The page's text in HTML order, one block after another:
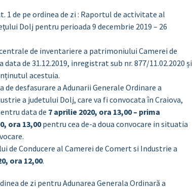
1 de pe ordinea de zi : Raportul de activitate al
Dolj pentru perioada 9 decembrie 2019 – 26
de inventariere a patrimoniului Camerei de
de 31.12.2019, inregistrat sub nr. 877/11.02.2020 și
acestuia.
desfasurare a Adunarii Generale Ordinare a
a judetului Dolj, care va fi convocata în Craiova,
data de 7 aprilie 2020, ora 13,00 – prima
ora 13,00pentru cea de-a doua convocare in situatia
de Conducere al Camerei de Comert si Industrie a
ora 12,00.
de zi pentru Adunarea Generala Ordinară a